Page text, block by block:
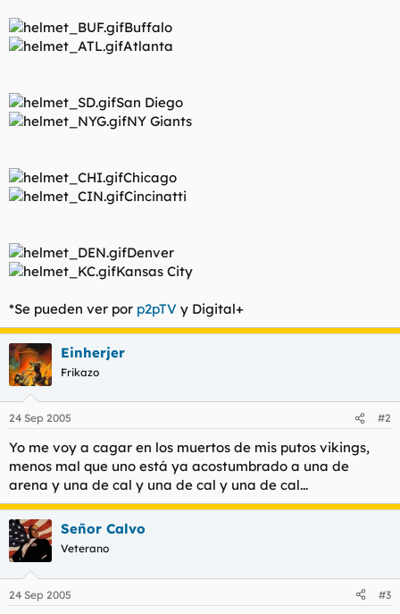
Buffalo
Atlanta
San Diego
NY Giants
Chicago
Cincinatti
Denver
Kansas City
*Se pueden ver por p2pTV y Digital+
Einherjer
Frikazo
24 Sep 2005 #2
Yo me voy a cagar en los muertos de mis putos vikings,
menos mal que uno está ya acostumbrado a una de
arena y una de cal y una de cal y una de cal...
Señor Calvo
Veterano
24 Sep 2005 #3